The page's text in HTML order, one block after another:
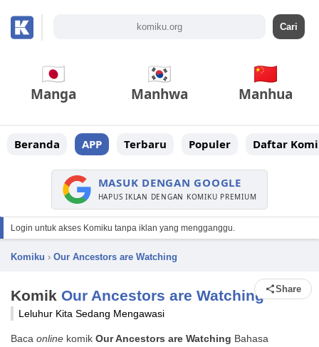
Manga Manhwa Manhua
Beranda APP Terbaru Populer Daftar
MASUK DENGAN GOOGLE
HAPUS IKLAN DENGAN KOMIKU PREMIUM
Login untuk akses Komiku tanpa iklan yang mengganggu.
Komiku › Our Ancestors are Watching
Komik Our Ancestors are Watching Share
Leluhur Kita Sedang Mengawasi
Baca online komik Our Ancestors are Watching Bahasa